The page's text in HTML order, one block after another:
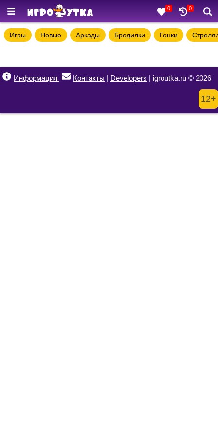
0 0
Игры Новые Аркады Бродилки Гонки
Информация Контакты | Developers | igroutka.ru © 2026
12+